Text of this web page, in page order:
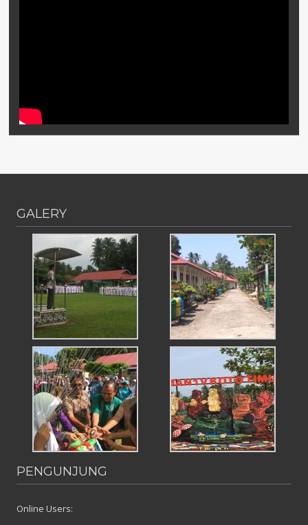
GALERY
PENGUNJUNG
Online Users: